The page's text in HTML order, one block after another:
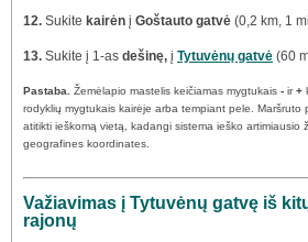
12. Sukite kairėn į Goštauto gatvė (0,2 km, 1
13. Sukite į 1-as dešinę, į Tytuvėnų gatvė (60
Pastaba. Žemėlapio mastelis keičiamas mygtukais - ir+
rodyklių mygtukais kairėje arba tempiant pele. Maršruto
atitikti ieškomą vietą, kadangi sistema ieško artimiausio
geografines koordinates.
Važiavimas į Tytuvėnų gatvę iš
rajonų